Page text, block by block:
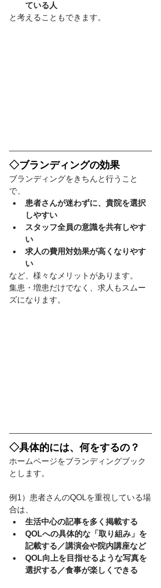
ている人
と考えることもできます。
◇ブランディングの効果
ブランディングをきちんと行うこと
で、
患者さんが迷わずに、貴院を選択
しやすい
スタッフ全員の意識を共有しやす
い
求人の費用対効果が高くなりやす
い
など、様々なメリットがあります。
集患・増患だけでなく、求人もスムー
ズになります。
◇具体的には、何をするの？
ホームページをブランディングブック
とします。
例1）患者さんのQOLを重視している場
合は、
生活中心の記事を多く掲載する
QOLへの具体的な「取り組み」を
記載する／講演会や院内講座など
QOL向上を目指せるような写真を
選択する／食事が楽しくできる